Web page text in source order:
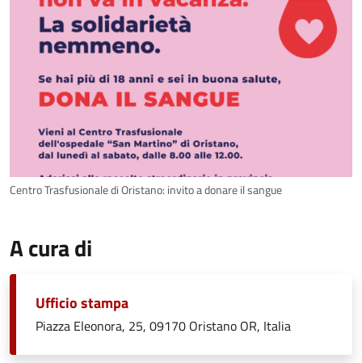
Centro Trasfusionale di Oristano: invito a donare il sangue
A cura di
Ufficio stampa
Piazza Eleonora, 25, 09170 Oristano OR, Italia